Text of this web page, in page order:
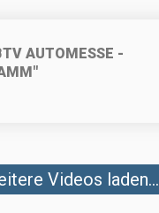
AUTOMESSE -
Videos laden...